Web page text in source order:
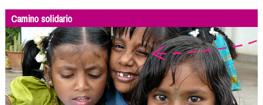
Camino solidario